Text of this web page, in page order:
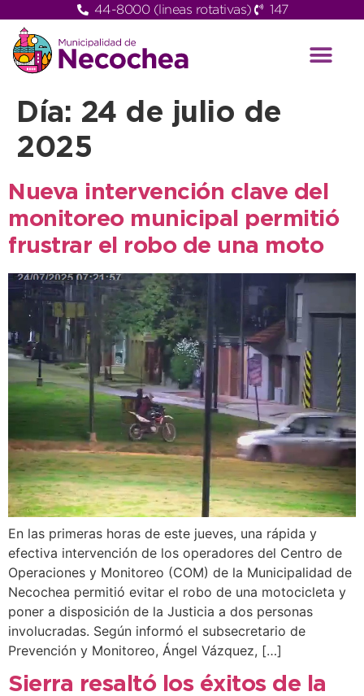
44-8000 (lineas rotativas) 147
Día: 24 de julio de
2025
Nueva intervención clave del
monitoreo municipal permitió
frustrar el robo de una moto
En las primeras horas de este jueves, una rápida y
efectiva intervención de los operadores del Centro de
Operaciones y Monitoreo (COM) de la Municipalidad de
Necochea permitió evitar el robo de una motocicleta y
poner a disposición de la Justicia a dos personas
involucradas. Según informó el subsecretario de
Prevención y Monitoreo, Ángel Vázquez, […]
Sierra resaltó los éxitos de la